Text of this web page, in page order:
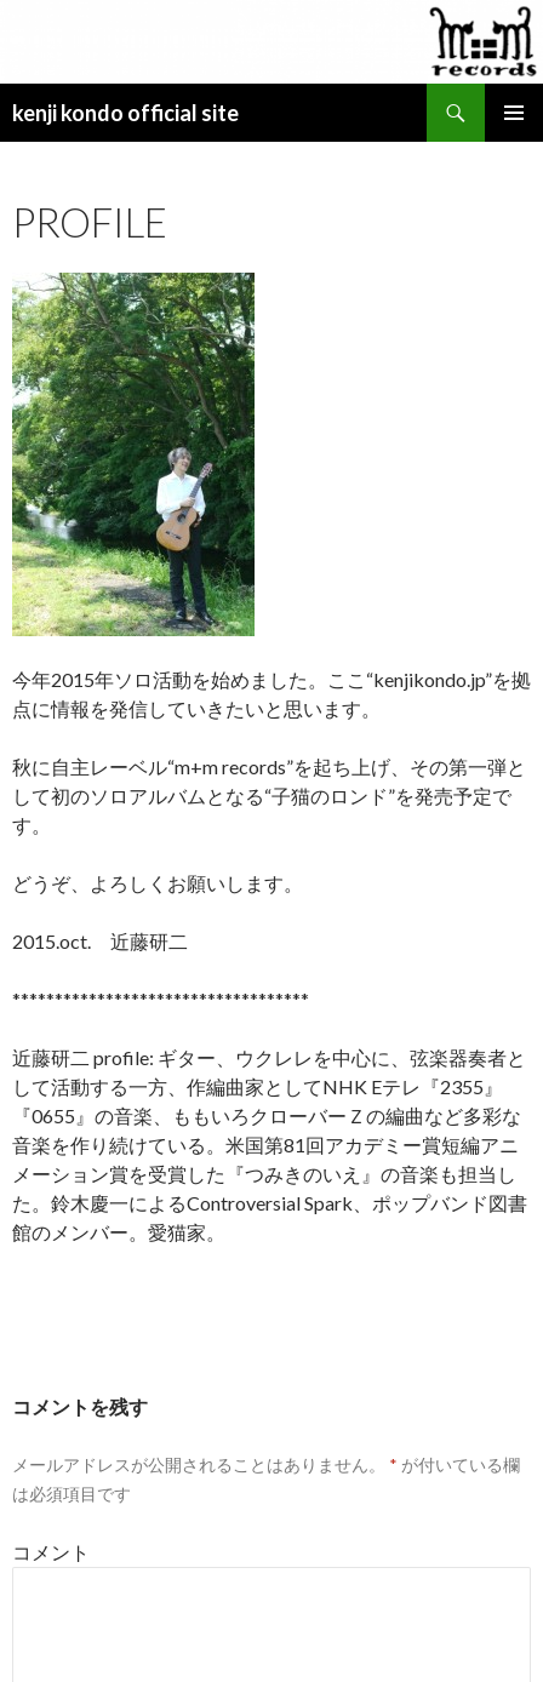
kenji kondo official site
索
ン
ツ
ス
キ
ッ
プ
PROFILE
今年2015年ソロ活動を始めました。ここ“kenjikondo.jp”を拠
点に情報を発信していきたいと思います。
秋に自主レーベル“m+m records”を起ち上げ、その第一弾と
して初のソロアルバムとなる“子猫のロンド”を発売予定で
す。
どうぞ、よろしくお願いします。
2015.oct. 近藤研二
***********************************
近藤研二 profile: ギター、ウクレレを中心に、弦楽器奏者と
して活動する一方、作編曲家としてNHK Eテレ『2355』
『0655』の音楽、ももいろクローバーＺの編曲など多彩な
音楽を作り続けている。米国第81回アカデミー賞短編アニ
メーション賞を受賞した『つみきのいえ』の音楽も担当し
た。鈴木慶一によるControversial Spark、ポップバンド図書
館のメンバー。愛猫家。
コメントを残す
メールアドレスが公開されることはありません。 * が付いている欄
は必須項目です
コメント